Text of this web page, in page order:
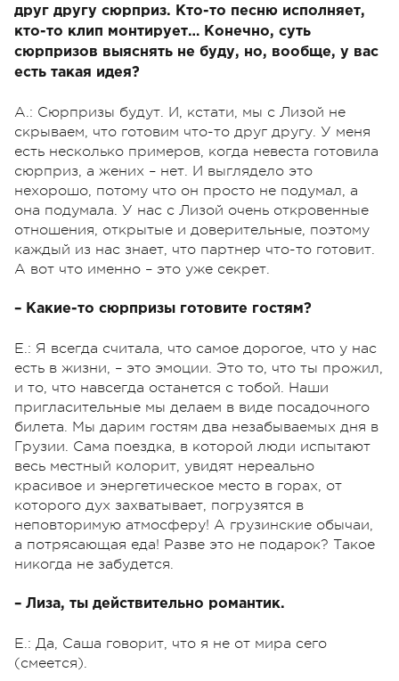
друг другу сюрприз. Кто-то песню исполняет,
кто-то клип монтирует… Конечно, суть
сюрпризов выяснять не буду, но, вообще, у вас
есть такая идея?
А.: Сюрпризы будут. И, кстати, мы с Лизой не
скрываем, что готовим что-то друг другу. У меня
есть несколько примеров, когда невеста готовила
сюрприз, а жених – нет. И выглядело это
нехорошо, потому что он просто не подумал, а
она подумала. У нас с Лизой очень откровенные
отношения, открытые и доверительные, поэтому
каждый из нас знает, что партнер что-то готовит.
А вот что именно – это уже секрет.
– Какие-то сюрпризы готовите гостям?
Е.: Я всегда считала, что самое дорогое, что у нас
есть в жизни, – это эмоции. Это то, что ты прожил,
и то, что навсегда останется с тобой. Наши
пригласительные мы делаем в виде посадочного
билета. Мы дарим гостям два незабываемых дня в
Грузии. Сама поездка, в которой люди испытают
весь местный колорит, увидят нереально
красивое и энергетическое место в горах, от
которого дух захватывает, погрузятся в
неповторимую атмосферу! А грузинские обычаи,
а потрясающая еда! Разве это не подарок? Такое
никогда не забудется.
– Лиза, ты действительно романтик.
Е.: Да, Саша говорит, что я не от мира сего
(смеется).